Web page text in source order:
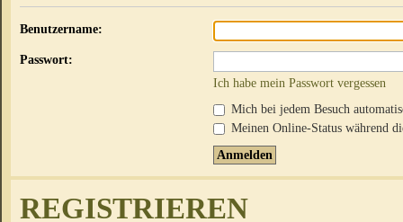
Benutzername:
Passwort:
Ich habe mein Passwort vergessen
Mich bei jedem Besuch
Meinen Online-Status während
REGISTRIEREN